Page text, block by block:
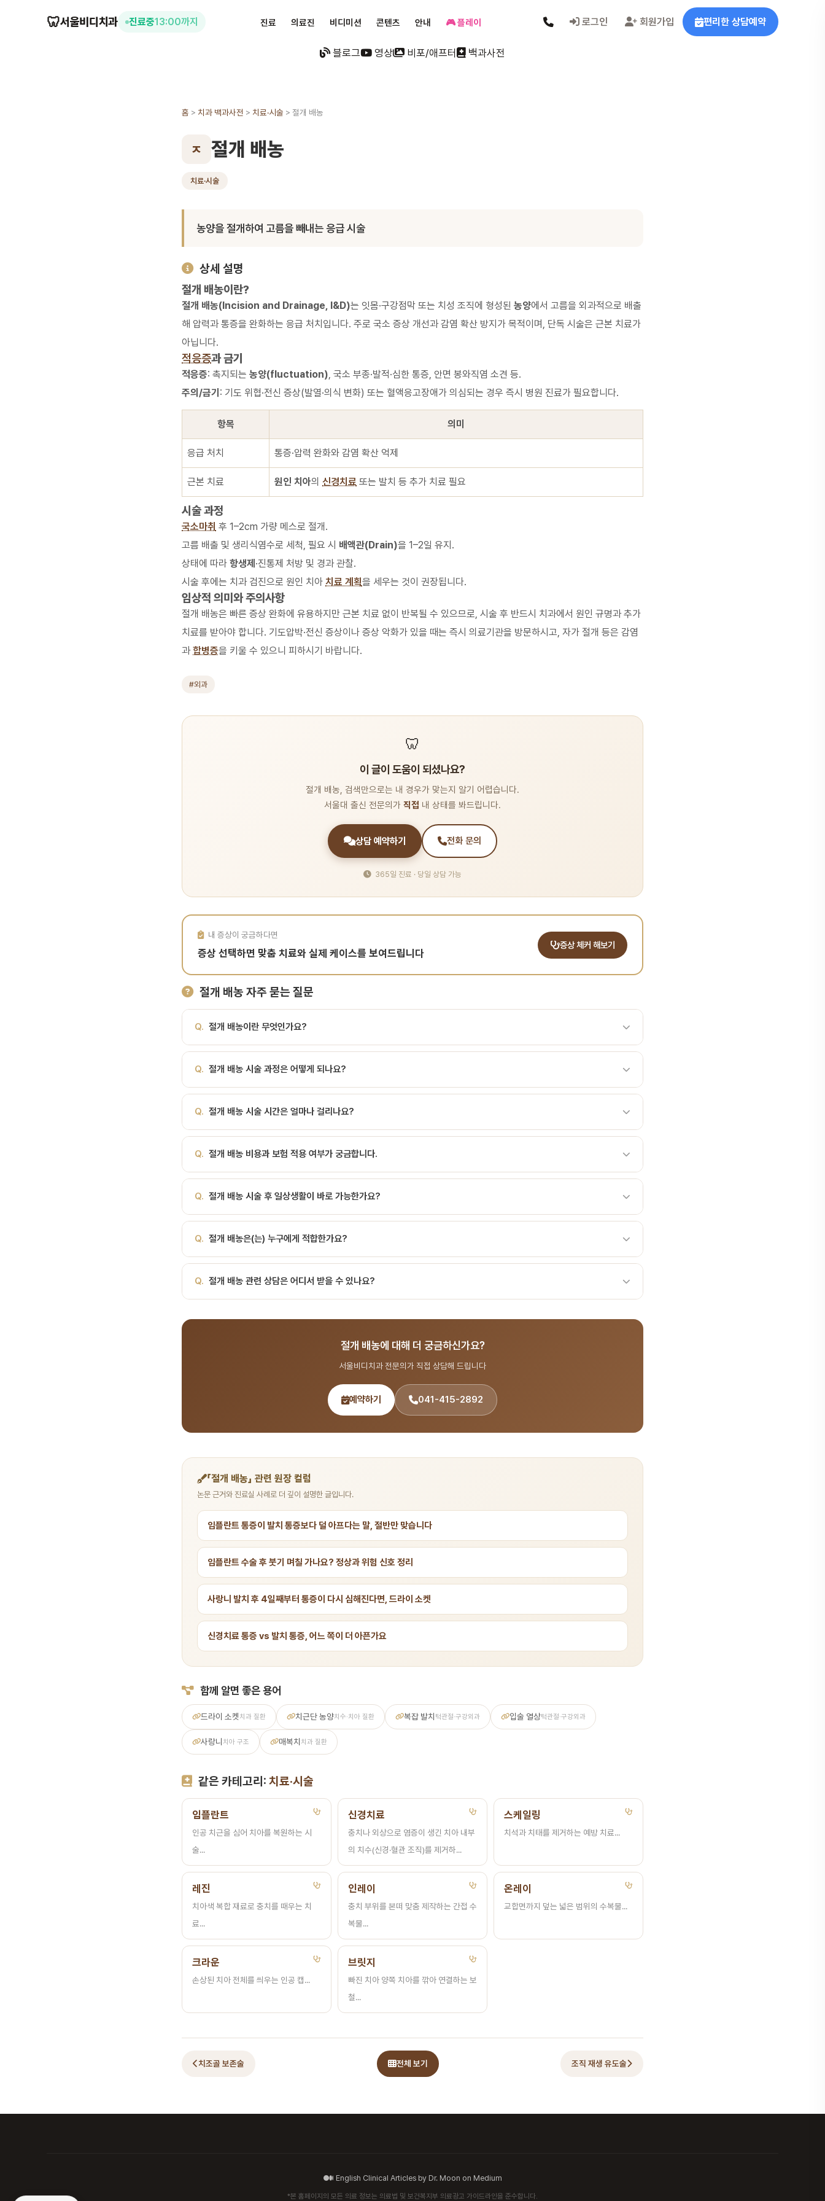
🦷서울비디치과 진료중13:00까지 진료 의료진 비디미션 콘텐츠 안내 🎮 플레이 로그인 회원가입 편리한 상담예약
블로그 영상 비포/애프터 백과사전
홈 > 치과 백과사전 > 치료·시술 > 절개 배농
ㅈ 절개 배농
치료·시술
농양을 절개하여 고름을 빼내는 응급 시술
상세 설명
절개 배농이란?
절개 배농(Incision and Drainage, I&D)는 잇몸·구강점막 또는 치성 조직에 형성된 농양에서 고름을 외과적으로 배출
해 압력과 통증을 완화하는 응급 처치입니다. 주로 국소 증상 개선과 감염 확산 방지가 목적이며, 단독 시술은 근본 치료가
아닙니다.
적응증과 금기
적응증: 촉지되는 농양(fluctuation), 국소 부종·발적·심한 통증, 안면 봉와직염 소견 등.
주의/금기 : 기도 위협·전신 증상(발열·의식 변화) 또는 혈액응고장애가 의심되는 경우 즉시 병원 진료가 필요합니다.
항목 의미
응급 처치 통증·압력 완화와 감염 확산 억제
근본 치료 원인 치아의 신경치료 또는 발치 등 추가 치료 필요
시술 과정
국소마취 후 1–2cm 가량 메스로 절개.
고름 배출 및 생리식염수로 세척, 필요 시 배액관(Drain)을 1–2일 유지.
상태에 따라 항생제 ·진통제 처방 및 경과 관찰.
시술 후에는 치과 검진으로 원인 치아 치료 계획을 세우는 것이 권장됩니다.
임상적 의미와 주의사항
절개 배농은 빠른 증상 완화에 유용하지만 근본 치료 없이 반복될 수 있으므로, 시술 후 반드시 치과에서 원인 규명과 추가
치료를 받아야 합니다. 기도압박·전신 증상이나 증상 악화가 있을 때는 즉시 의료기관을 방문하시고, 자가 절개 등은 감염
과합병증을 키울 수 있으니 피하시기 바랍니다.
#외과
🦷
이 글이 도움이 되셨나요?
절개 배농, 검색만으로는 내 경우가 맞는지 알기 어렵습니다.
서울대 출신 전문의가 직접 내 상태를 봐드립니다.
상담 예약하기 전화 문의
365일 진료 · 당일 상담 가능
내 증상이 궁금하다면
증상 선택하면 맞춤 치료와 실제 케이스를 보여드립니다
증상 체커 해보기
절개 배농 자주 묻는 질문
Q. 절개 배농이란 무엇인가요?
성 조직에 형성된 농양에서 고름을 외과적으로 배출해 압력과 통증을 완화하는 응급 처치입니다. 주로 국소 증상 개선과 감염 확산
방지가 목적이며, 단독 시술은 근본 치료가 아닙니다. 적응증과 금기 적응증: 촉지되는 농양(fluctuation), 국소 부종·발적·심한 통
증, 안면 봉와직염 소견 등. 주의/금기: 기도 위협·전신 증상(발열·의식 변화) 또는 혈액응고장애가 의심되는 경우 즉시 병원 진료가
과정 국소마취 후 1–2cm 가량 메스로 절개. 고름 배출 및 생리식염수로 세…
Q. 절개 배농 시술 과정은 어떻게 되나요?
합니다. 서울대 출신 전문의가 직접 진료합니다.
Q. 절개 배농 시술 시간은 얼마나 걸리나요?
담 시 안내해 드립니다.
Q. 절개 배농 비용과 보험 적용 여부가 궁금합니다.
통해 정확한 비용과 보험 적용 여부를 확인하세요.
Q. 절개 배농 시술 후 일상생활이 바로 가능한가요?
따라주세요.
Q. 절개 배농은(는) 누구에게 적합한가요?
최적의 치료 방법을 제안합니다.
Q. 절개 배농 관련 상담은 어디서 받을 수 있나요?
절개 배농에 대해 더 궁금하신가요?
서울비디치과 전문의가 직접 상담해 드립니다
예약하기 041-415-2892
「절개 배농」 관련 원장 컬럼
논문 근거와 진료실 사례로 더 깊이 설명한 글입니다.
임플란트 통증이 발치 통증보다 덜 아프다는 말, 절반만 맞습니다
임플란트 수술 후 붓기 며칠 가나요? 정상과 위험 신호 정리
사랑니 발치 후 4일째부터 통증이 다시 심해진다면, 드라이 소켓
신경치료 통증 vs 발치 통증, 어느 쪽이 더 아픈가요
함께 알면 좋은 용어
드라이 소켓 치과 질환 치근단 농양치수·치아 질환 복잡 발치 턱관절·구강외과 입술 열상턱관절·구강외과
사랑니 치아 구조 매복치 치과 질환
같은 카테고리: 치료·시술
임플란트
인공 치근을 심어 치아를 복원하는 시
술...
신경치료
충치나 외상으로 염증이 생긴 치아 내부
의 치수(신경·혈관 조직)를 제거하...
스케일링
치석과 치태를 제거하는 예방 치료...
레진
치아색 복합 재료로 충치를 때우는 치
료...
인레이
충치 부위를 본떠 맞춤 제작하는 간접 수
복물...
온레이
교합면까지 덮는 넓은 범위의 수복물...
크라운
손상된 치아 전체를 씌우는 인공 캡...
브릿지
빠진 치아 양쪽 치아를 깎아 연결하는 보
철...
치조골 보존술 전체 보기 조직 재생 유도술
English Clinical Articles by Dr. Moon on Medium
*본 홈페이지의 모든 의료 정보는 의료법 및 보건복지부 의료광고 가이드라인을 준수합니다.